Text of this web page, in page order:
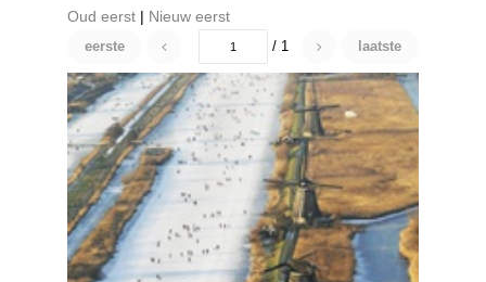
Oud eerst | Nieuw eerst
eerste / 1 laatste